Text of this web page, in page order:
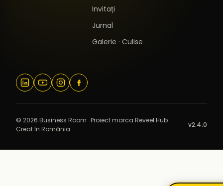
Invitați
Jurnal
Galerie · Culise
© 2026 Business Room · Proiect marca Reveel Hub ·
Creat în România
v2.4.0